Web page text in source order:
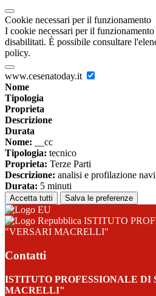
Cookie necessari per il funzionamento
I cookie necessari per il funzionamento
disabilitati. È possibile consultare
policy.
www.cesenatoday.it
Nome
Tipologia
Proprieta
Descrizione
Durata
Nome: __cc
Tipologia: tecnico
Proprieta: Terze Parti
Descrizione: analisi e profilazione
Durata: 5 minuti
Accetta tutti Salva le preferenze
ISTITUTO
"VERSARI MACRELLI"
Contatti
ISTITUTO PROFESSIONALE DI
MACRELLI"